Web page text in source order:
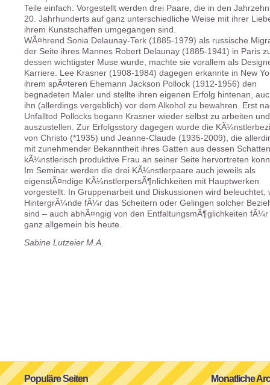
Teile einfach: Vorgestellt werden drei Paare, die in den
20. Jahrhunderts auf ganz unterschiedliche Weise mit ihrer
ihrem Kunstschaffen umgegangen sind.
WÃ¤hrend Sonia Delaunay-Terk (1885-1979) als russische
der Seite ihres Mannes Robert Delaunay (1885-1941) in Paris
dessen wichtigster Muse wurde, machte sie vorallem als
Karriere. Lee Krasner (1908-1984) dagegen erkannte in New
ihrem spÃ¤teren Ehemann Jackson Pollock (1912-1956) den
begnadeten Maler und stellte ihren eigenen Erfolg hintenan,
ihn (allerdings vergeblich) vor dem Alkohol zu bewahren. Erst
Unfalltod Pollocks begann Krasner wieder selbst zu arbeiten und
auszustellen. Zur Erfolgsstory dagegen wurde die
von Christo (*1935) und Jeanne-Claude (1935-2009), die
mit zunehmender Bekanntheit ihres Gatten aus dessen
kÃ¼nstlerisch produktive Frau an seiner Seite hervortreten
Im Seminar werden die drei KÃ¼nstlerpaare auch jeweils als
eigenstÃ¤ndige KÃ¼nstlerpersÃ¶nlichkeiten mit Hauptwerken
vorgestellt. In Gruppenarbeit und Diskussionen wird beleuchtet,
HintergrÃ¼nde fÃ¼r das Scheitern oder Gelingen solcher
sind – auch abhÃ¤ngig von den EntfaltungsmÃ¶glichkeiten
ganz allgemein bis heute.
Sabine Lutzeier M.A.
Populäre Seiten Monatliche